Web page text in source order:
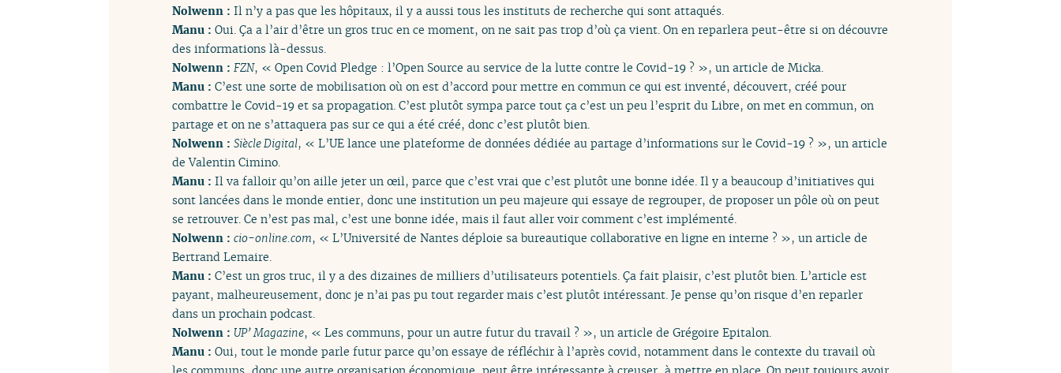
Nolwenn : Il n’y a pas que les hôpitaux, il y a aussi tous les instituts de recherche qui sont attaqués.
Manu : Oui. Ça a l’air d’être un gros truc en ce moment, on ne sait pas trop d’où ça vient. On en reparlera peut-être si on découvre
des informations là-dessus.
Nolwenn : FZN, « Open Covid Pledge : l’Open Source au service de la lutte contre le Covid-19 ? », un article de Micka.
Manu : C’est une sorte de mobilisation où on est d’accord pour mettre en commun ce qui est inventé, découvert, créé pour
combattre le Covid-19 et sa propagation. C’est plutôt sympa parce tout ça c’est un peu l’esprit du Libre, on met en commun, on
partage et on ne s’attaquera pas sur ce qui a été créé, donc c’est plutôt bien.
Nolwenn : Siècle Digital, « L’UE lance une plateforme de données dédiée au partage d’informations sur le Covid-19 ? », un article
de Valentin Cimino.
Manu : Il va falloir qu’on aille jeter un œil, parce que c’est vrai que c’est plutôt une bonne idée. Il y a beaucoup d’initiatives qui
sont lancées dans le monde entier, donc une institution un peu majeure qui essaye de regrouper, de proposer un pôle où on peut
se retrouver. Ce n’est pas mal, c’est une bonne idée, mais il faut aller voir comment c’est implémenté.
Nolwenn : cio-online.com, « L’Université de Nantes déploie sa bureautique collaborative en ligne en interne ? », un article de
Bertrand Lemaire.
Manu : C’est un gros truc, il y a des dizaines de milliers d’utilisateurs potentiels. Ça fait plaisir, c’est plutôt bien. L’article est
payant, malheureusement, donc je n’ai pas pu tout regarder mais c’est plutôt intéressant. Je pense qu’on risque d’en reparler
dans un prochain podcast.
Nolwenn : UP’ Magazine, « Les communs, pour un autre futur du travail ? », un article de Grégoire Epitalon.
Manu : Oui, tout le monde parle futur parce qu’on essaye de réfléchir à l’après covid, notamment dans le contexte du travail où
les communs, donc une autre organisation économique, peut être intéressante à creuser, à mettre en place. On peut toujours avoir